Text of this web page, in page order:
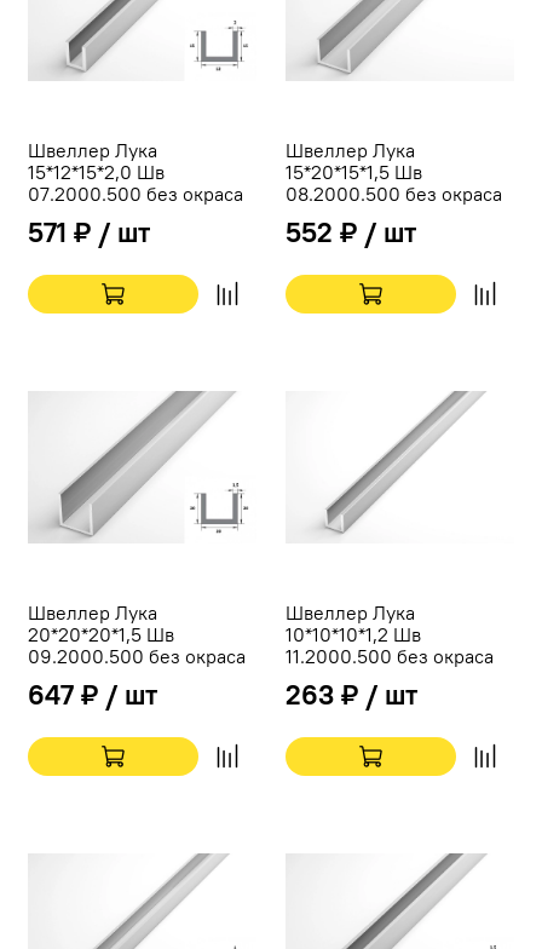
Швеллер Лука
15*12*15*2,0 Шв
07.2000.500 без окраса
571 ₽ / шт
Швеллер Лука
15*20*15*1,5 Шв
08.2000.500 без окраса
552 ₽ / шт
Швеллер Лука
20*20*20*1,5 Шв
09.2000.500 без окраса
647 ₽ / шт
Швеллер Лука
10*10*10*1,2 Шв
11.2000.500 без окраса
263 ₽ / шт